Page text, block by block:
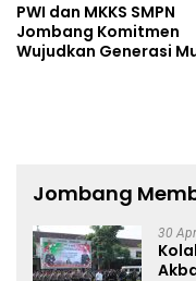
PWI dan MKKS SMPN
Jombang Komitmen
Wujudkan Generasi
Jombang
30